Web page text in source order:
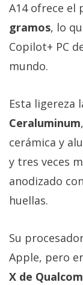
A14 ofrece el
gramos, lo
Copilot+ PC
mundo.
Esta ligereza
Ceraluminum
cerámica y
y tres veces
anodizado
huellas.
Su
Apple, pero
X de